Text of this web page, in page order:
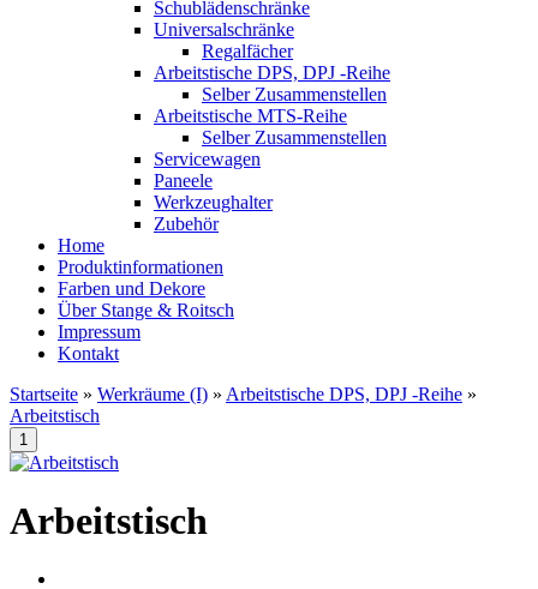
Schublädenschränke
Universalschränke
Regalfächer
Arbeitstische DPS, DPJ -Reihe
Selber Zusammenstellen
Arbeitstische MTS-Reihe
Selber Zusammenstellen
Servicewagen
Paneele
Werkzeughalter
Zubehör
Home
Produktinformationen
Farben und Dekore
Über Stange & Roitsch
Impressum
Kontakt
Startseite » Werkräume (I) » Arbeitstische DPS, DPJ -Reihe »
Arbeitstisch
Arbeitstisch